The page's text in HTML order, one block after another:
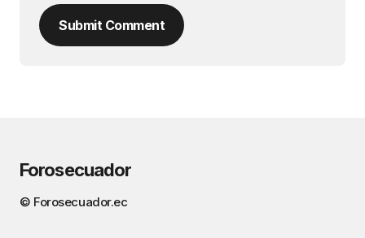
Submit Comment
Forosecuador
© Forosecuador.ec